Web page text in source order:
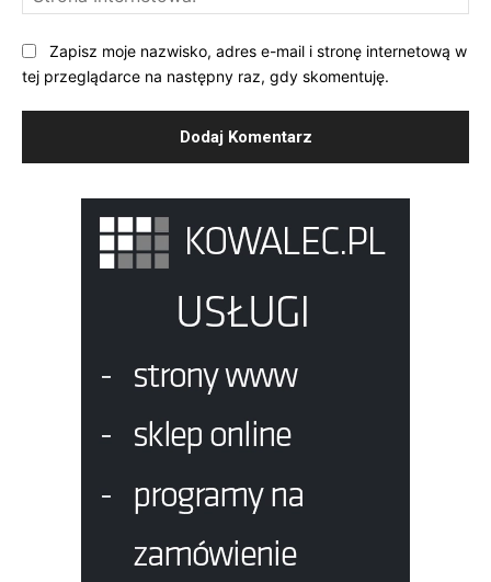
Zapisz moje nazwisko, adres e-mail i stronę internetową w
tej przeglądarce na następny raz, gdy skomentuję.